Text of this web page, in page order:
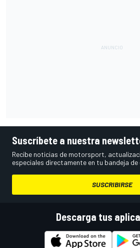
Suscríbete a nuestra
Recibe noticias de motorsport,
especiales directamente en tu bandeja
SUSCRIBIRSE
Descarga tus